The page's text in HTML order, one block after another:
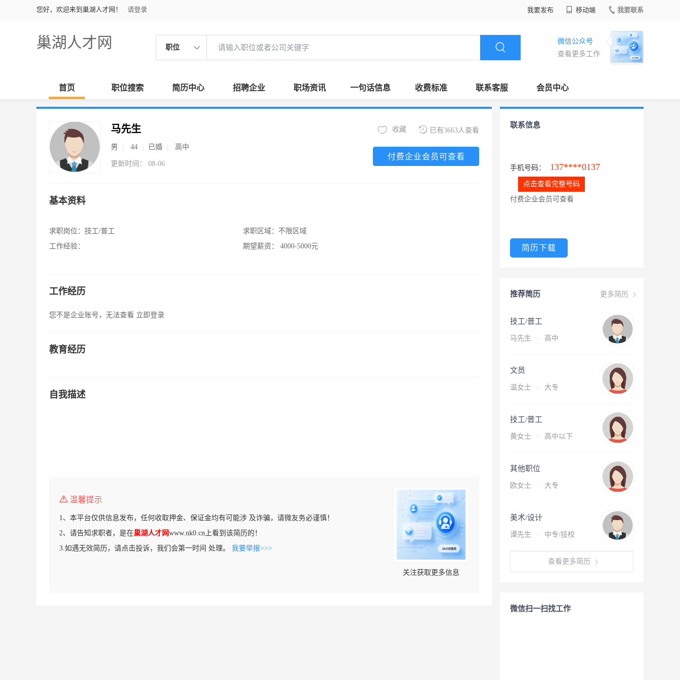
您好，欢迎来到巢湖人才网！ 请登录 我要发布 移动端 我要联系
巢湖人才网 职位
微信公众号
查看更多工作
首页 职位搜索 简历中心 招聘企业 职场资讯 一句话信息 收费标准 联系客服 会员中心
马先生
男 44 已婚 高中
更新时间： 08-06
已有3663人查看
收藏
付费企业会员可查看
基本资料
求职岗位： 技工/普工
工作经验：
求职区域： 不限区域
期望薪资：
4000-5000元
工作经历
您不是企业账号，无法查看 立即登录
教育经历
自我描述
温馨提示
1、本平台仅供信息发布，任何收取押金、保证金均有可能涉 及诈骗，请微友务必谨慎！
2、请告知求职者，是在巢湖人才网www.nk0.cn上看到该简历的！
3.如遇无效简历，请点击投诉，我们会第一时间 处理。 我要举报>>>
关注获取更多信息
联系信息
手机号码： 137****0137
点击查看完整号码
付费企业会员可查看
简历下载
更多简历
推荐简历
技工/普工
马先生 · 高中
文员
温女士 · 大专
技工/普工
黄女士 · 高中以下
其他职位
欧女士 · 大专
美术/设计
谭先生 · 中专/技校
查看更多简历
微信扫一扫找工作